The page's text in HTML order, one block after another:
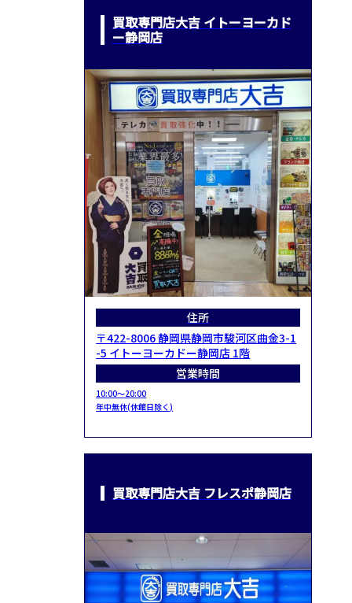
買取専門店大吉 イトーヨーカド
ー静岡店
住所
〒422-8006 静岡県静岡市駿河区曲金3-1
-5 イトーヨーカドー静岡店 1階
営業時間
10:00～20:00
年中無休(休館日除く)
買取専門店大吉 フレスポ静岡店